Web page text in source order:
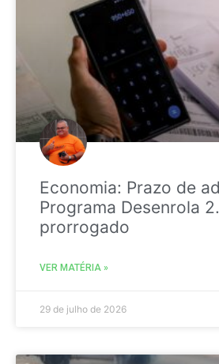
Economia: Prazo de
Programa Desenrola
prorrogado
VER MATÉRIA »
29 de julho de 2026